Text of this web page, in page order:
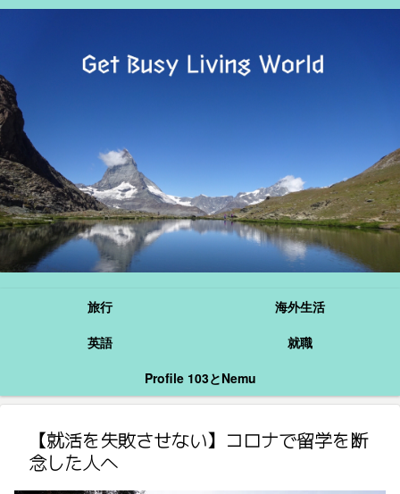
旅行
海外生活
英語
就職
Profile 103とNemu
【就活を失敗させない】コロナで留学を断
念した人へ